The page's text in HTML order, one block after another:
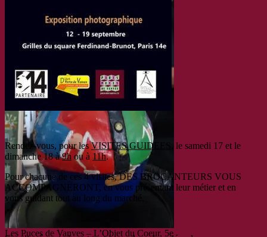
Les Puces de Vanves – L’Objet du Coeur, 5e
Rendez-vous, pour lesVISITES GUIDEES
, le samedi 17 et le
dimanche 18 à9h ou à 11h.
Pour chacune de ces 4 visites, DES BROCANTEURS VOUS
ACCOMPAGNERONT, en vous présentant leur métier et en
vous guidant tout au long du marché.